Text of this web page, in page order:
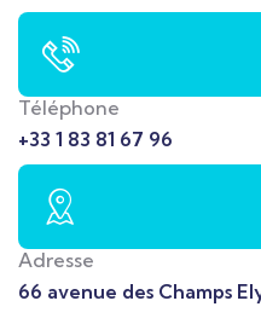
Téléphone
+33 1 83 81 67 96
Adresse
66 avenue des Champs